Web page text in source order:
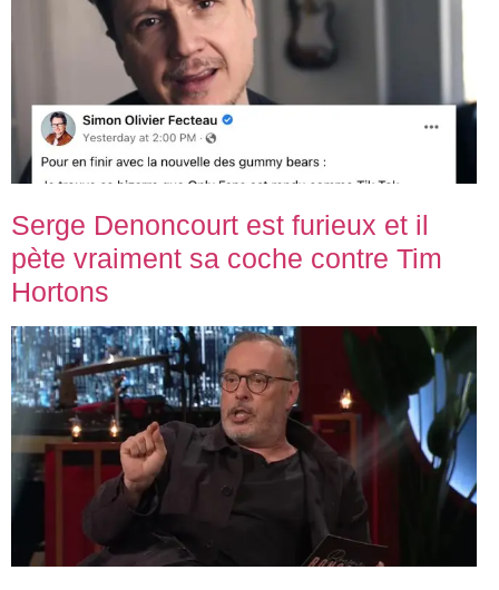
Serge Denoncourt est furieux et il
pète vraiment sa coche contre Tim
Hortons